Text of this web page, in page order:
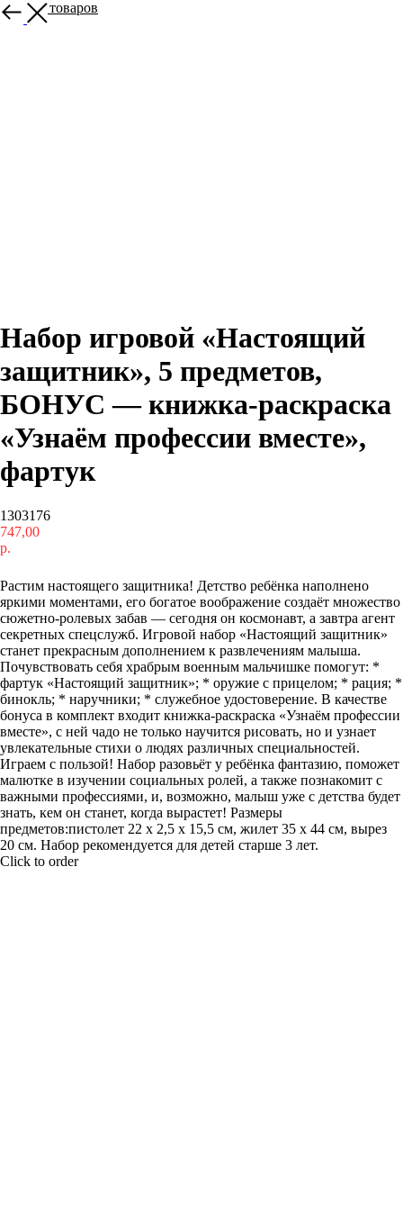
Больше товаров
Набор игровой «Настоящий
защитник», 5 предметов,
БОНУС — книжка-раскраска
«Узнаём профессии вместе»,
фартук
1303176
747,00
р.
Растим настоящего защитника! Детство ребёнка наполнено
яркими моментами, его богатое воображение создаёт множество
сюжетно-ролевых забав — сегодня он космонавт, а завтра агент
секретных спецслужб. Игровой набор «Настоящий защитник»
станет прекрасным дополнением к развлечениям малыша.
Почувствовать себя храбрым военным мальчишке помогут: *
фартук «Настоящий защитник»; * оружие с прицелом; * рация; *
бинокль; * наручники; * служебное удостоверение. В качестве
бонуса в комплект входит книжка-раскраска «Узнаём профессии
вместе», с ней чадо не только научится рисовать, но и узнает
увлекательные стихи о людях различных специальностей.
Играем с пользой! Набор разовьёт у ребёнка фантазию, поможет
малютке в изучении социальных ролей, а также познакомит с
важными профессиями, и, возможно, малыш уже с детства будет
знать, кем он станет, когда вырастет! Размеры
предметов:пистолет 22 х 2,5 х 15,5 см, жилет 35 х 44 см, вырез
20 см. Набор рекомендуется для детей старше 3 лет.
Click to order